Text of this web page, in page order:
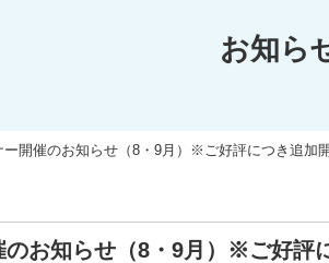
お知ら
開催のお知らせ（8・9月）※ご好評につき追加
お知らせ（8・9月）※ご好評